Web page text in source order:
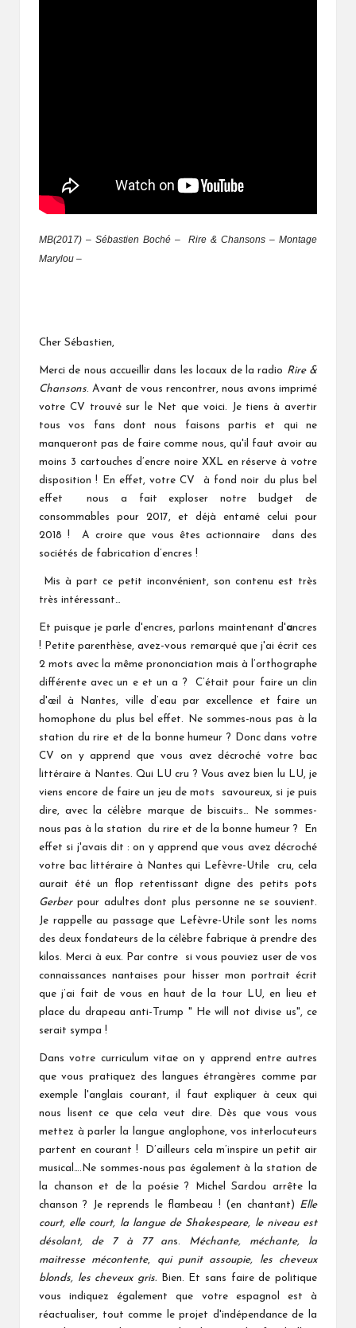
MB(2017) – Sébastien Boché – Rire & Chansons – Montage
Marylou –
Cher Sébastien,
Merci de nous accueillir dans les locaux de la radio Rire &
Chansons. Avant de vous rencontrer, nous avons imprimé
votre CV trouvé sur le Net que voici. Je tiens à avertir
tous vos fans dont nous faisons partis et qui ne
manqueront pas de faire comme nous, qu'il faut avoir au
moins 3 cartouches d’encre noire XXL en réserve à votre
disposition ! En effet, votre CV à fond noir du plus bel
effet nous a fait exploser notre budget de
consommables pour 2017, et déjà entamé celui pour
2018 ! A croire que vous êtes actionnaire dans des
sociétés de fabrication d’encres !
Mis à part ce petit inconvénient, son contenu est très
très intéressant…
Et puisque je parle d'encres, parlons maintenant d'ancres
! Petite parenthèse, avez-vous remarqué que j'ai écrit ces
2 mots avec la même prononciation mais à l’orthographe
différente avec un e et un a ? C’était pour faire un clin
d'œil à Nantes, ville d’eau par excellence et faire un
homophone du plus bel effet. Ne sommes-nous pas à la
station du rire et de la bonne humeur ? Donc dans votre
CV on y apprend que vous avez décroché votre bac
littéraire à Nantes. Qui LU cru ? Vous avez bien lu LU, je
viens encore de faire un jeu de mots savoureux, si je puis
dire, avec la célèbre marque de biscuits… Ne sommes-
nous pas à la station du rire et de la bonne humeur ? En
effet si j'avais dit : on y apprend que vous avez décroché
votre bac littéraire à Nantes qui Lefèvre-Utile cru, cela
aurait été un flop retentissant digne des petits pots
Gerberpour adultes dont plus personne ne se souvient.
Je rappelle au passage que Lefèvre-Utile sont les noms
des deux fondateurs de la célèbre fabrique à prendre des
kilos. Merci à eux. Par contre si vous pouviez user de vos
connaissances nantaises pour hisser mon portrait écrit
que j’ai fait de vous en haut de la tour LU, en lieu et
place du drapeau anti-Trump " He will not divise us", ce
serait sympa !
Dans votre curriculum vitae on y apprend entre autres
que vous pratiquez des langues étrangères comme par
exemple l'anglais courant, il faut expliquer à ceux qui
nous lisent ce que cela veut dire. Dès que vous vous
mettez à parler la langue anglophone, vos interlocuteurs
partent en courant ! D’ailleurs cela m’inspire un petit air
musical….Ne sommes-nous pas également à la station de
la chanson et de la poésie ? Michel Sardou arrête la
chanson ? Je reprends le flambeau ! (en chantant) Elle
court, elle court, la langue de Shakespeare, le niveau est
désolant, de 7 à 77 ans. Méchante, méchante, la
maitresse mécontente, qui punit assoupie,
les cheveux
blonds, les cheveux gris. Bien. Et sans faire de politique
vous indiquez également que votre espagnol est à
réactualiser, tout comme le projet d'indépendance de la